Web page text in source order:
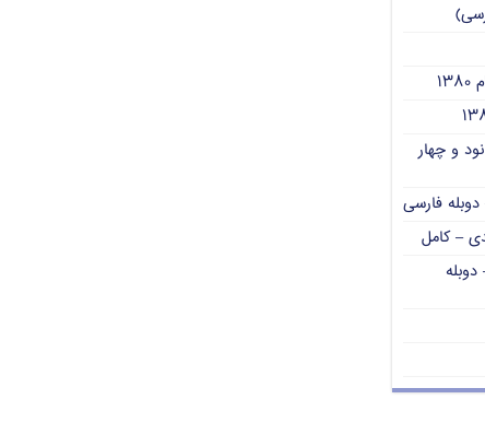
و چهار
فارسی
– کامل